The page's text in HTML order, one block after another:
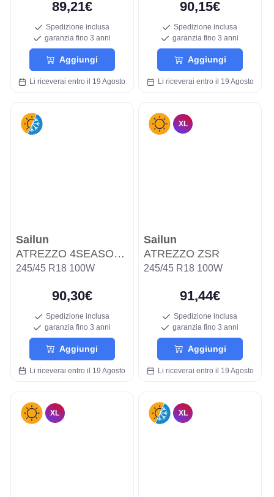
89,21€
Spedizione inclusa
garanzia fino 3 anni
Aggiungi
Li riceverai entro il 19 Agosto
90,15€
Spedizione inclusa
garanzia fino 3 anni
Aggiungi
Li riceverai entro il 19 Agosto
Sailun
ATREZZO 4SEASONS PRO
245/45 R18 100W
90,30€
Spedizione inclusa
garanzia fino 3 anni
Aggiungi
Li riceverai entro il 19 Agosto
XL
Sailun
ATREZZO ZSR
245/45 R18 100W
91,44€
Spedizione inclusa
garanzia fino 3 anni
Aggiungi
Li riceverai entro il 19 Agosto
XL XL